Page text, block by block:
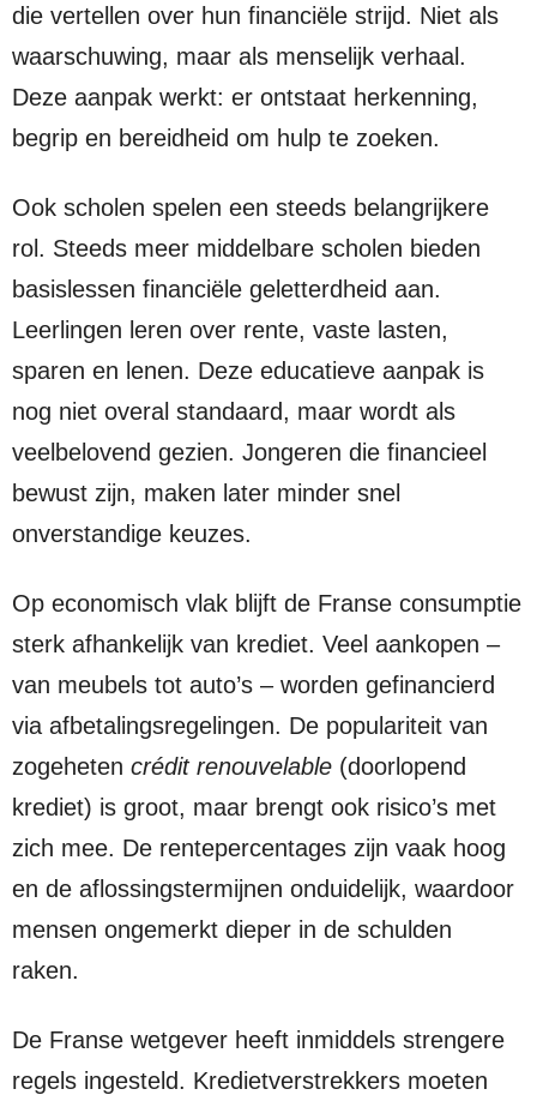
die vertellen over hun financiële strijd. Niet als
waarschuwing, maar als menselijk verhaal.
Deze aanpak werkt: er ontstaat herkenning,
begrip en bereidheid om hulp te zoeken.
Ook scholen spelen een steeds belangrijkere
rol. Steeds meer middelbare scholen bieden
basislessen financiële geletterdheid aan.
Leerlingen leren over rente, vaste lasten,
sparen en lenen. Deze educatieve aanpak is
nog niet overal standaard, maar wordt als
veelbelovend gezien. Jongeren die financieel
bewust zijn, maken later minder snel
onverstandige keuzes.
Op economisch vlak blijft de Franse consumptie
sterk afhankelijk van krediet. Veel aankopen –
van meubels tot auto’s – worden gefinancierd
via afbetalingsregelingen. De populariteit van
zogeheten crédit renouvelable (doorlopend
krediet) is groot, maar brengt ook risico’s met
zich mee. De rentepercentages zijn vaak hoog
en de aflossingstermijnen onduidelijk, waardoor
mensen ongemerkt dieper in de schulden
raken.
De Franse wetgever heeft inmiddels strengere
regels ingesteld. Kredietverstrekkers moeten